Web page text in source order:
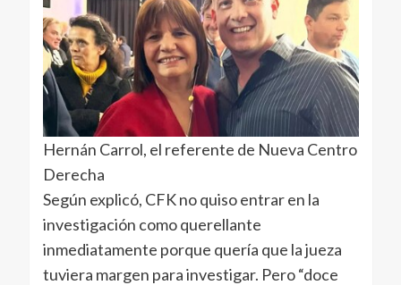
Hernán Carrol, el referente de Nueva Centro
Derecha
Según explicó, CFK no quiso entrar en la
investigación como querellante
inmediatamente porque quería que la jueza
tuviera margen para investigar. Pero “doce